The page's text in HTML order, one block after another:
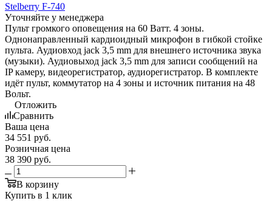
Stelberry F-740
Уточняйте у менеджера
Пульт громкого оповещения на 60 Ватт. 4 зоны.
Однонаправленный кардиоидный микрофон в гибкой стойке
пульта. Аудиовход jack 3,5 mm для внешнего источника звука
(музыки). Аудиовыход jack 3,5 mm для записи сообщений на
IP камеру, видеорегистратор, аудиорегистратор. В комплекте
идёт пульт, коммутатор на 4 зоны и источник питания на 48
Вольт.
Отложить
Сравнить
Ваша цена
34 551 руб.
Розничная цена
38 390 руб.
В корзину
Купить в 1 клик